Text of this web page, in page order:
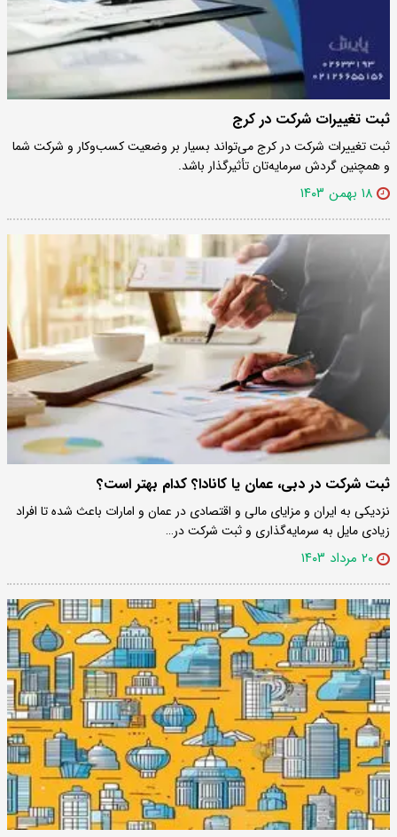
ثبت تغییرات شرکت در کرج
ثبت تغییرات شرکت در کرج می‌تواند بسیار بر وضعیت کسب‌وکار و شرکت شما
و همچنین گردش سرمایه‌تان تأثیرگذار باشد.
۱۸ بهمن ۱۴۰۳
ثبت شرکت در دبی، عمان یا کانادا؟ کدام بهتر است؟
نزدیکی به ایران و مزایای مالی و اقتصادی در عمان و امارات باعث شده تا افراد
زیادی مایل به سرمایه‌گذاری و ثبت شرکت در…
۲۰ مرداد ۱۴۰۳